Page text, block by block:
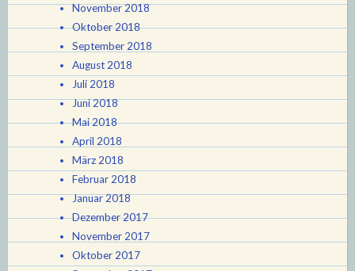
November 2018
Oktober 2018
September 2018
August 2018
Juli 2018
Juni 2018
Mai 2018
April 2018
März 2018
Februar 2018
Januar 2018
Dezember 2017
November 2017
Oktober 2017